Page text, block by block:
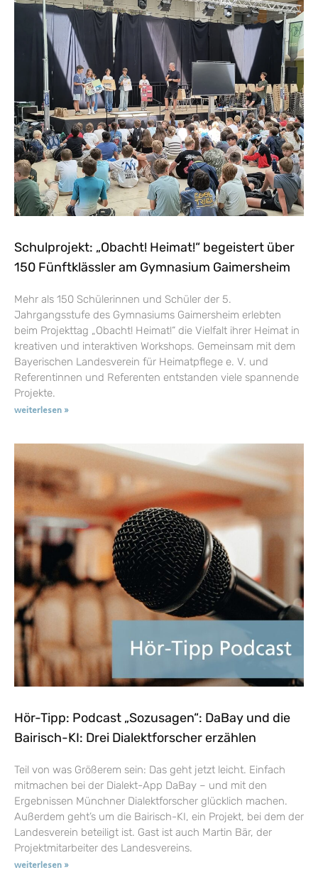
Schulprojekt: „Obacht! Heimat!“ begeistert über
150 Fünftklässler am Gymnasium Gaimersheim
Mehr als 150 Schülerinnen und Schüler der 5.
Jahrgangsstufe des Gymnasiums Gaimersheim erlebten
beim Projekttag „Obacht! Heimat!“ die Vielfalt ihrer Heimat in
kreativen und interaktiven Workshops. Gemeinsam mit dem
Bayerischen Landesverein für Heimatpflege e. V. und
Referentinnen und Referenten entstanden viele spannende
Projekte.
weiterlesen »
Hör-Tipp: Podcast „Sozusagen“: DaBay und die
Bairisch-KI: Drei Dialektforscher erzählen
Teil von was Größerem sein: Das geht jetzt leicht. Einfach
mitmachen bei der Dialekt-App DaBay – und mit den
Ergebnissen Münchner Dialektforscher glücklich machen.
Außerdem geht’s um die Bairisch-KI, ein Projekt, bei dem der
Landesverein beteiligt ist. Gast ist auch Martin Bär, der
Projektmitarbeiter des Landesvereins.
weiterlesen »